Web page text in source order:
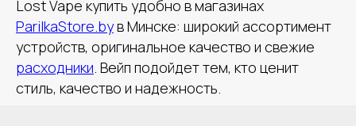
Lost Vape купить удобно в магазинах
ParilkaStore.byв Минске: широкий ассортимент
устройств, оригинальное качество и свежие
расходники . Вейп подойдет тем, кто ценит
стиль, качество и надежность.